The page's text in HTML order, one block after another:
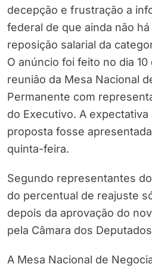
decepção e frustração a
federal de que ainda não
reposição salarial da
O anúncio foi feito no dia
reunião da Mesa Nacional
Permanente com
do Executivo. A expectativa
proposta fosse
quinta-feira.
Segundo representantes
do percentual de reajuste
depois da aprovação do
pela Câmara dos
A Mesa Nacional de